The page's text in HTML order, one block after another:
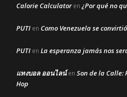
Calorie Calculatoren¿Por qué no
PUTI en Como Venezuela se
PUTI en La esperanza jamás nos
แทงบอล ออนไลน์en Son de la Calle:
Hop